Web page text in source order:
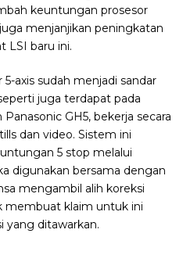
keuntungan prosesor
menjanjikan peningkatan
LSI baru ini.
axis sudah menjadi sandar
juga terdapat pada
GH5, bekerja secara
dan video. Sistem ini
5 stop melalui
digunakan bersama dengan
mengambil alih koreksi
membuat klaim untuk ini
yang ditawarkan.